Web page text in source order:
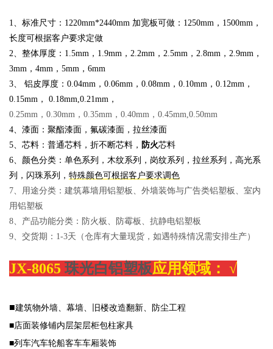
1、标准尺寸： 1220mm*2440mm 加宽板可做： 1250mm，1500mm，
长度可根据客户要求定做
2、整体厚度：1.5mm， 1.9mm，2.2mm，2.5mm，2.8mm，2.9mm，
3mm，4mm，5mm，6mm
3、 铝皮厚度： 0.04mm，0.06mm，0.08mm，0.10mm，0.12mm，
0.15mm， 0.18mm,0.21mm，
0.25mm，0.30mm，0.35mm，0.40mm，0.45mm,0.50mm
4、漆面：聚酯漆面，氟碳漆面，拉丝漆面
5、芯料：普通芯料，折不断芯料， 防火芯料
6、颜色分类：单色系列，木纹系列，岗纹系列，拉丝系列，高光系
列，闪珠系列， 特殊颜色可根据客户要求调色
7、用途分类：建筑幕墙用铝塑板、外墙装饰与广告类铝塑板、室内
用铝塑板
8、产品功能分类：防火板、防霉板、抗静电铝塑板
9、交货期：1-3天（仓库有大量现货，如遇特殊情况需安排生产）
JX-8065 珠光白铝塑板应用领域： √
■建筑物外墙、幕墙、旧楼改造翻新、防尘工程
■店面装修铺内层架层柜包柱家具
■列车汽车轮船客车车厢装饰